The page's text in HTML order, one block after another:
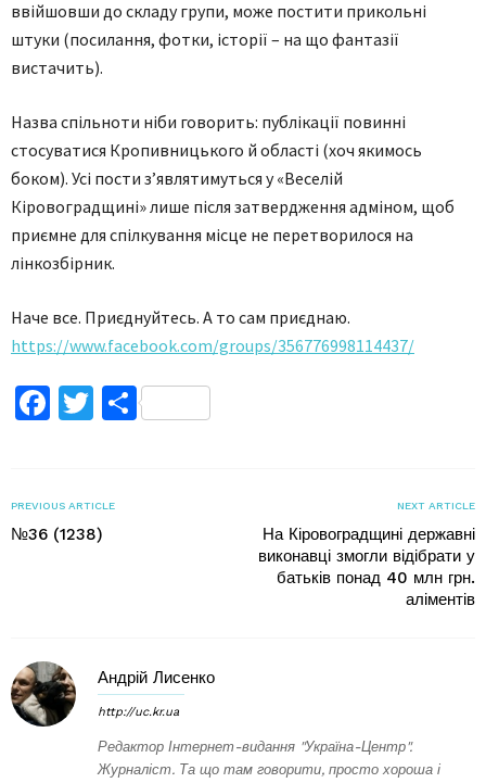
ввійшовши до складу групи, може постити прикольні
штуки (посилання, фотки, історії – на що фантазії
вистачить).
Назва спільноти ніби говорить: публікації повинні
стосуватися Кропивницького й області (хоч якимось
боком). Усі пости з’являтимуться у «Веселій
Кіровоградщині» лише після затвердження адміном, щоб
приємне для спілкування місце не перетворилося на
лінкозбірник.
Наче все. Приєднуйтесь. А то сам приєднаю.
https://www.facebook.com/groups/356776998114437/
Facebook
TwitterПоділитися
PREVIOUS ARTICLE
№36 (1238)
NEXT ARTICLE
На Кіровоградщині державні
виконавці змогли відібрати у
батьків понад 40 млн грн.
аліментів
Андрій Лисенко
http://uc.kr.ua
Редактор Інтернет-видання "Україна-Центр".
Журналіст. Та що там говорити, просто хороша і